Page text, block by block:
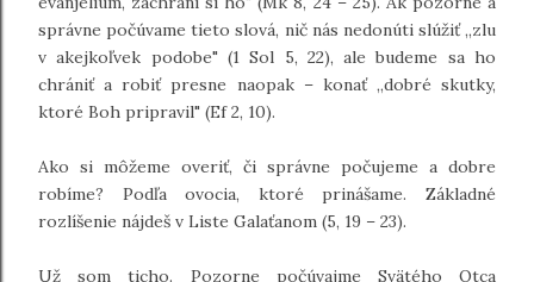
správne počúvame tieto slová, nič nás nedonúti slúžiť „zlu
v akejkoľvek podobe" (1 Sol 5, 22), ale budeme sa ho
chrániť a robiť presne naopak – konať „dobré skutky,
ktoré Boh pripravil" (Ef 2, 10).
Ako si môžeme overiť, či správne počujeme a dobre
robíme? Podľa ovocia, ktoré prinášame. Základné
rozlíšenie nájdeš v Liste Galaťanom (5, 19 – 23).
Už som ticho. Pozorne počúvajme Svätého Otca